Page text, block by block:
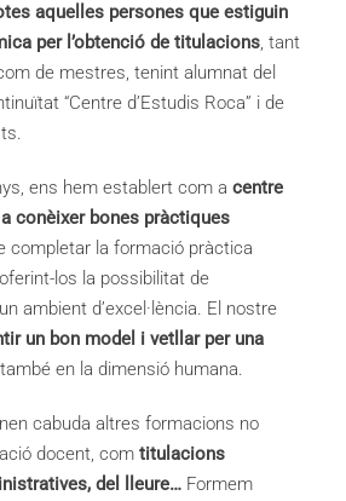
aquelles persones que estiguin
per l’obtenció de titulacions, tant
de mestres, tenint alumnat del
“Centre d’Estudis Roca” i de
ens hem establert com a centre
conèixer bones pràctiques
completar la formació pràctica
los la possibilitat de
ambient d’excel·lència. El nostre
un bon model i vetllar per una
també en la dimensió humana.
cabuda altres formacions no
docent, com titulacions
del lleure… Formem